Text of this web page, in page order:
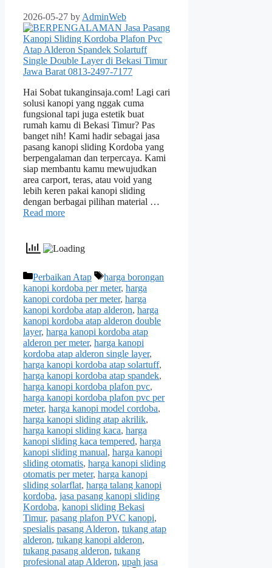
2026-05-27 byAdminWeb
Hai Sobat tukanginsaja.com! Lagi cari
solusi kanopi yang nggak cuma
fungsional tapi juga estetik buat
rumah kamu di Bekasi Timur? Pas
banget nih! Kami hadir sebagai jasa
pasang kanopi sliding Kordoba yang
berpengalaman dan terpercaya. Kami
siap membantu kamu mewujudkan
area carport, teras, atau void yang
lebih keren pakai kanopi sliding
dengan berbagai pilihan material …
Read more
Categories
Perbaikan Atap Tags
harga borongan
kanopi kordoba per meter, harga
kanopi cordoba per meter, harga
kanopi kordoba atap alderon, harga
kanopi kordoba atap alderon double
layer, harga kanopi kordoba atap
alderon per meter, harga kanopi
kordoba atap alderon single layer,
harga kanopi kordoba atap solartuff,
harga kanopi kordoba atap spandek,
harga kanopi kordoba plafon pvc,
harga kanopi kordoba plafon pvc per
meter, harga kanopi model cordoba,
harga kanopi sliding atap akrilik,
harga kanopi sliding kaca, harga
kanopi sliding kaca tempered, harga
kanopi sliding manual, harga kanopi
sliding otomatis, harga kanopi sliding
otomatis per meter, harga kanopi
sliding solarflat, harga talang kanopi
kordoba, jasa pasang kanopi sliding
Kordoba, kanopi sliding Bekasi
Timur, pasang plafon PVC kanopi,
spesialis pasang Alderon, tukang atap
alderon, tukang kanopi alderon,
tukang pasang alderon, tukang
profesional atap Alderon, upah jasa